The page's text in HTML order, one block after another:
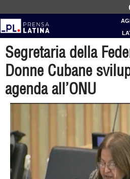
Segretaria della
Donne Cubane
agenda all’ONU